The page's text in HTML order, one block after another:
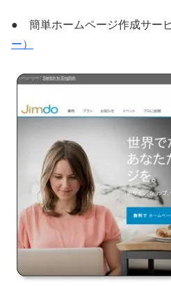
● 簡単ホームページ作成サー
ー）